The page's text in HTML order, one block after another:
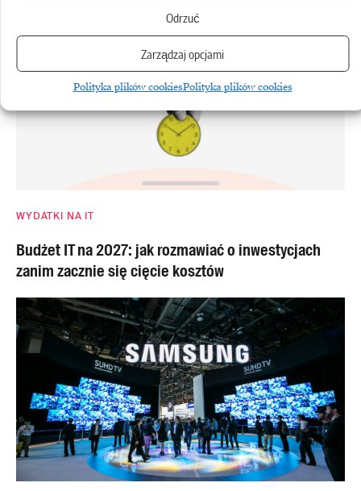
Odrzuć
Zarządzaj opcjami
Polityka plików cookiesPolityka plików cookies
WYDATKI NA IT
Budżet IT na 2027: jak rozmawiać o inwestycjach
zanim zacznie się cięcie kosztów